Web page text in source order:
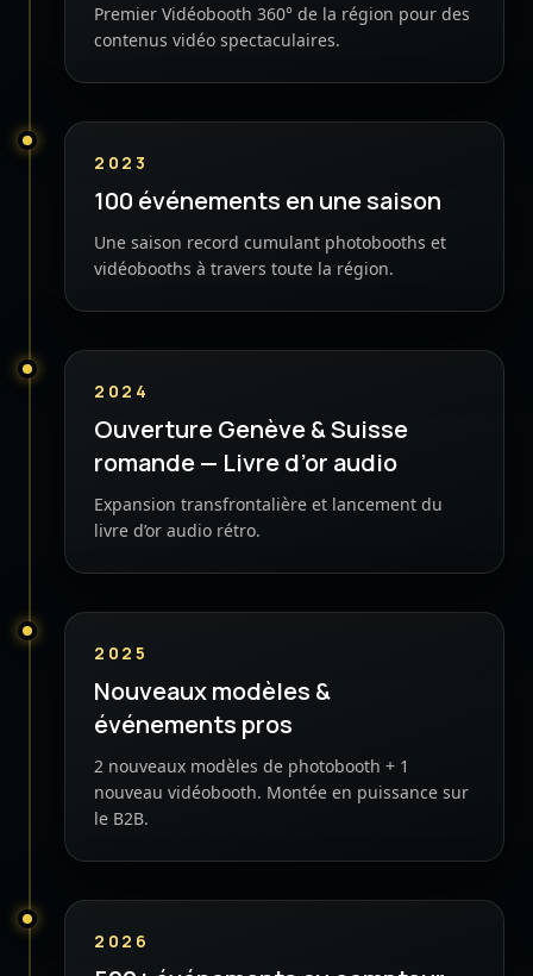
Premier Vidéobooth 360° de la région pour des
contenus vidéo spectaculaires.
2023
100 événements en une saison
Une saison record cumulant photobooths et
vidéobooths à travers toute la région.
2024
Ouverture Genève & Suisse
romande — Livre d’or audio
Expansion transfrontalière et lancement du
livre d’or audio rétro.
2025
Nouveaux modèles &
événements pros
2 nouveaux modèles de photobooth + 1
nouveau vidéobooth. Montée en puissance sur
le B2B.
2026